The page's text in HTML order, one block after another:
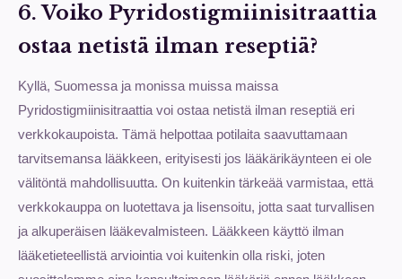
6. Voiko Pyridostigmiinisitraattia
ostaa netistä ilman reseptiä?
Kyllä, Suomessa ja monissa muissa maissa
Pyridostigmiinisitraattia voi ostaa netistä ilman reseptiä eri
verkkokaupoista. Tämä helpottaa potilaita saavuttamaan
tarvitsemansa lääkkeen, erityisesti jos lääkärikäynteen ei ole
välitöntä mahdollisuutta. On kuitenkin tärkeää varmistaa, että
verkkokauppa on luotettava ja lisensoitu, jotta saat turvallisen
ja alkuperäisen lääkevalmisteen. Lääkkeen käyttö ilman
lääketieteellistä arviointia voi kuitenkin olla riski, joten